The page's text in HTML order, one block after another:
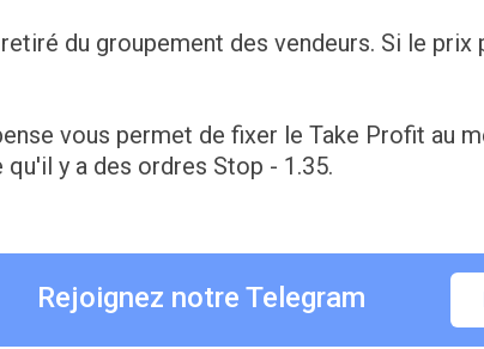
du groupement des vendeurs. Si le prix
vous permet de fixer le Take Profit au
y a des ordres Stop - 1.35.
Rejoignez notre Telegram